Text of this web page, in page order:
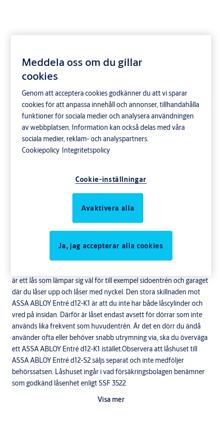
ASSA ABLOY Entré S2
Produktbeskrivning
ASSA ABLOY Entré d12-S2 är en bra lösning för dig som har fler
ytterdörrar till ditt hus, varav en del inte används så ofta.När du
köper en ny dörr levereras den ofta med låshuset ASSA
ABLOY 410, 8765 &amp; 510, vilken passar utmärkt för detta
låspaket.Låshus med hakregel håller samman dörren och karmen.
är ett lås som lämpar sig väl för till exempel sidoentrén och garaget
där du låser upp och låser med nyckel. Den stora skillnaden mot
ASSA ABLOY Entré d12-K1 är att du inte har både låscylinder och
vred på insidan. Därför är låset endast avsett för dörrar som inte
används lika frekvent som huvudentrén. Är det en dörr du ändå
använder ofta eller behöver snabb utrymning via, ska du överväga
ett ASSA ABLOY Entré d12-K1 istället.Observera att låshuset till
ASSA ABLOY Entré d12-S2 säljs separat och inte medföljer
behörssatsen. Låshuset ingår i vad försäkringsbolagen benämner
som godkänd låsenhet enligt SSF 3522.
Visa mer
Meddela oss om du gillar
cookies
Genom att acceptera cookies godkänner du att vi sparar
cookies för att anpassa innehåll och annonser, tillhandahålla
funktioner för sociala medier och analysera användningen
av webbplatsen. Information kan också delas med våra
sociala medier, reklam- och analyspartners.
Cookiepolicy Integritetspolicy
Cookie-inställningar
Avaktivera alla
Ja, jag accepterar alla cookies